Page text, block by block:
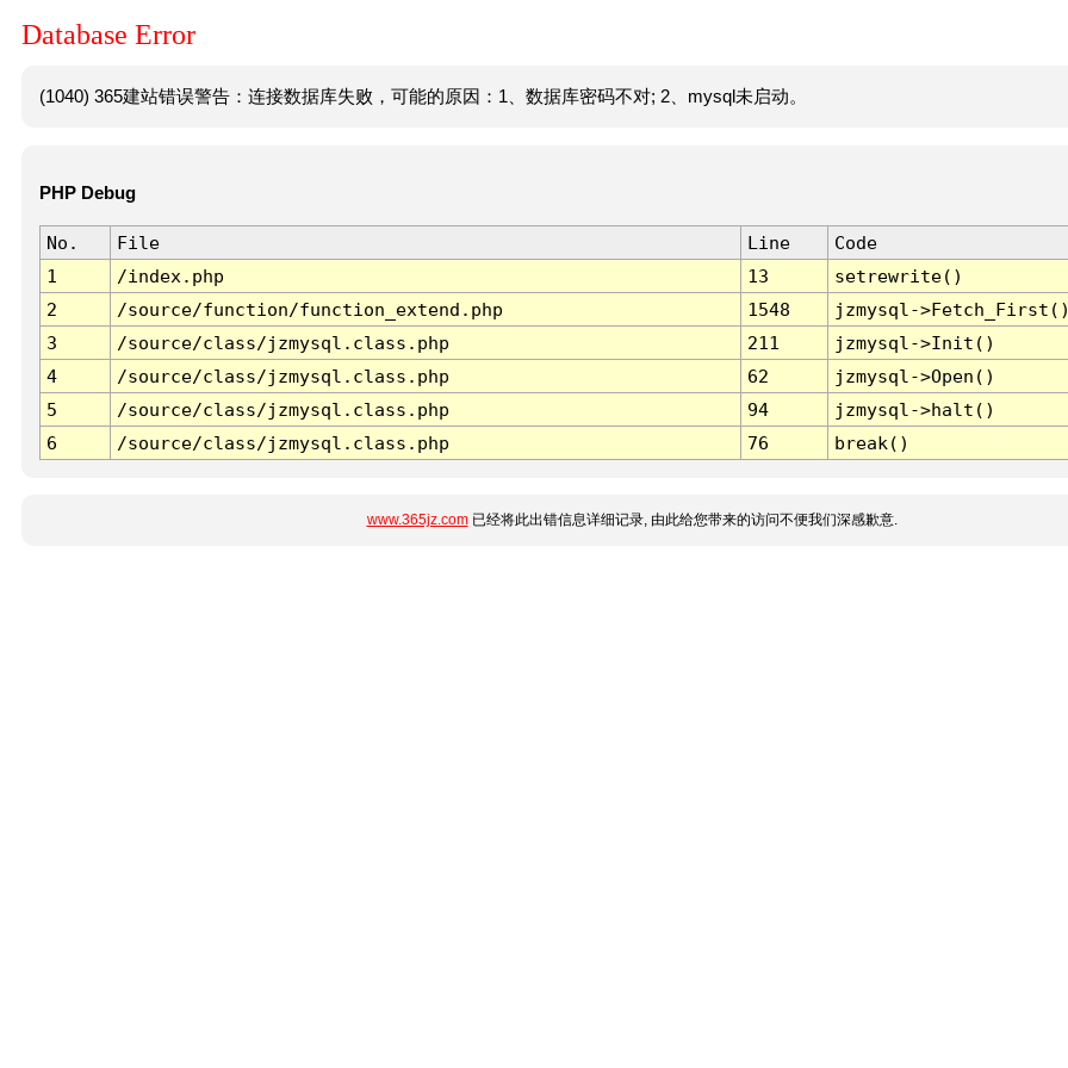
Database Error
(1040) 365建站错误警告：连接数据库失败，可能的原因：1、数据库密码不对; 2、mysql未启动。
PHP Debug
No. File Line
Code
1
/index.php 13
setrewrite()
2
/source/function/function_extend.php 1548
jzmysql-
3
/source/class/jzmysql.class.php 211
jzmysql->Init()
4
/source/class/jzmysql.class.php 62
jzmysql->Open()
5
/source/class/jzmysql.class.php 94
jzmysql->halt()
6
/source/class/jzmysql.class.php 76 break()
www.365jz.com已经将此出错信息详细记录, 由此给您带来的访问不便我们深感歉意.